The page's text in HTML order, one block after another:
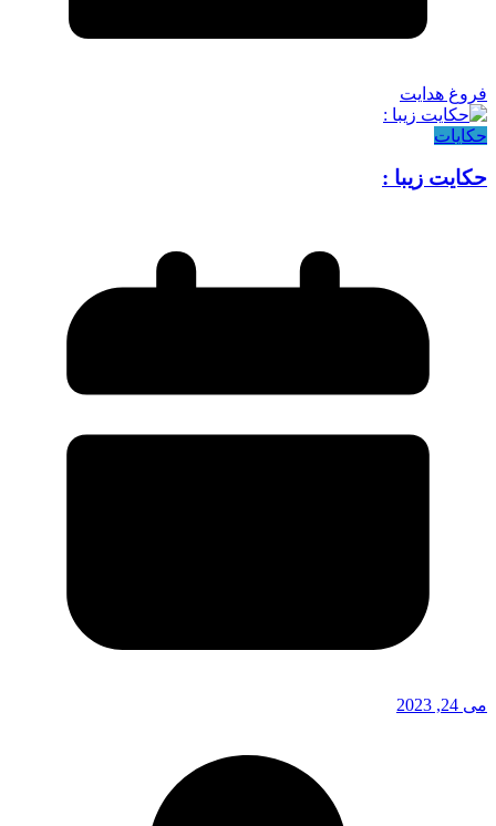
فروغ هدایت
حکایات
حکایت زیبا :
می 24, 2023